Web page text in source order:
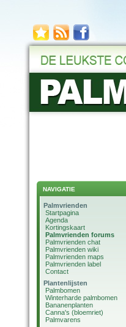
NAVIGATIE
Palmvrienden
Startpagina
Agenda
Kortingskaart
Palmvrienden forums
Palmvrienden chat
Palmvrienden wiki
Palmvrienden maps
Palmvrienden label
Contact
Plantenlijsten
Palmbomen
Winterharde palmbomen
Bananenplanten
Canna's (bloemriet)
Palmvarens